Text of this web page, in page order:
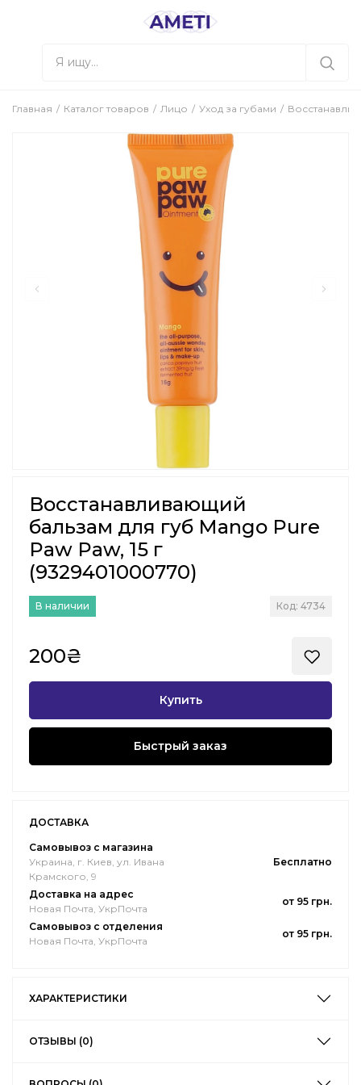
Главная Каталог товаров Лицо Уход за губами
Восстанавливающий
бальзам для губ Mango Pure
Paw Paw, 15 г
(9329401000770)
В наличии Код: 4734
200₴
Купить
Быстрый заказ
ДОСТАВКА
Самовывоз с магазина
Украина, г. Киев, ул. Ивана
Крамского, 9
Бесплатно
Доставка на адрес
Новая Почта, УкрПочта
от 95 грн.
Самовывоз с отделения
Новая Почта, УкрПочта
от 95 грн.
ХАРАКТЕРИСТИКИ
ОТЗЫВЫ (0)